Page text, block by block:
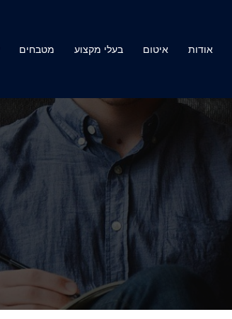
אודות איטום בעלי מקצוע מטבחים